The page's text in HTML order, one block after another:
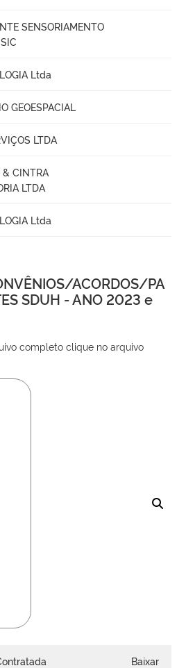
SENSORIAMENTO
Ltda
GEOESPACIAL
LTDA
& CINTRA
LTDA
Ltda
ACORDOS/PA
SDUH - ANO 2023 e
completo clique no arquivo
Baixar